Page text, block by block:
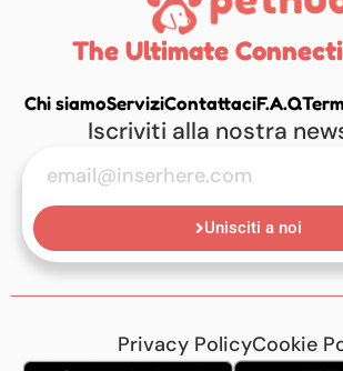
The Ultimate
Chi siamoServiziContattaciF.A.Q
Iscriviti alla nostra
Unisciti a noi
Privacy PolicyCookie